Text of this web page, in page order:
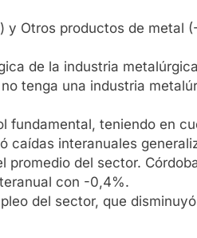
Otros productos de metal
de la industria
tenga una industria
teniendo en
interanuales
del sector.
con -0,4%.
del sector, que